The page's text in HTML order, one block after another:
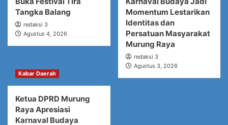
Tangka Balang
redaksi 3
Agustus 4, 2026
Momentum Lestarikan
Identitas dan
Persatuan Masyarakat
Murung Raya
redaksi 3
Agustus 3, 2026
Kabar Daerah
Ketua DPRD Murung
Raya Apresiasi
Karnaval Budaya